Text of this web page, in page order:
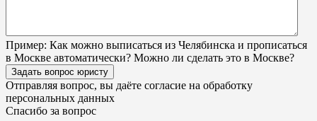
Пример: Как можно выписаться из Челябинска и прописаться
в Москве автоматически? Можно ли сделать это в Москве?
Задать вопрос юристу
Отправляя вопрос, вы даёте согласие на обработку
персональных данных
Спасибо за вопрос